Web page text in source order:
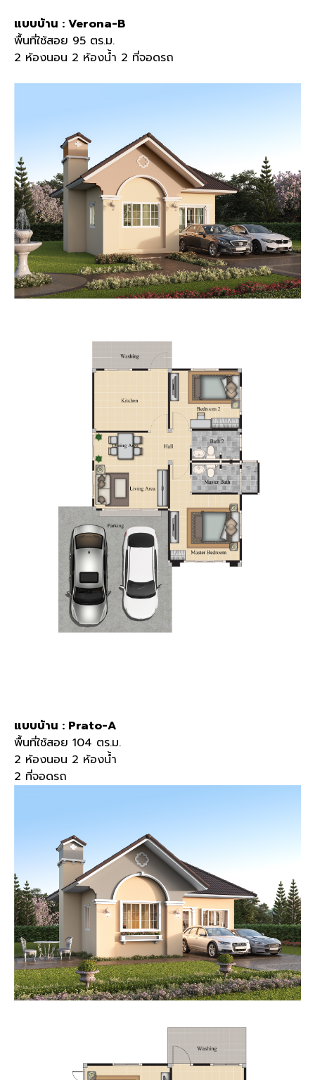
แบบบ้าน : Verona-B
พื้นที่ใช้สอย 95 ตร.ม.
2 ห้องนอน 2 ห้องน้ำ 2 ที่จอดรถ
แบบบ้าน : Prato-A
พื้นที่ใช้สอย 104 ตร.ม.
2 ห้องนอน 2 ห้องน้ำ
2 ที่จอดรถ